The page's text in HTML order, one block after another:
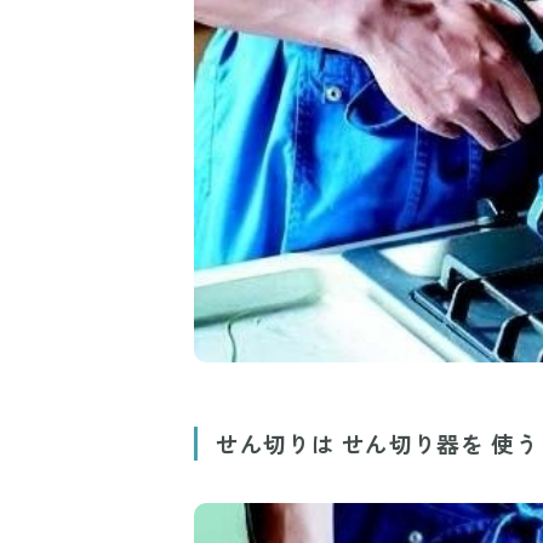
せん切りは せん切り器を 使